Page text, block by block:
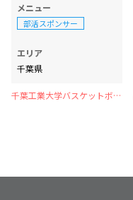
メニュー
部活スポンサー
エリア
千葉県
千葉工業大学バスケットボー